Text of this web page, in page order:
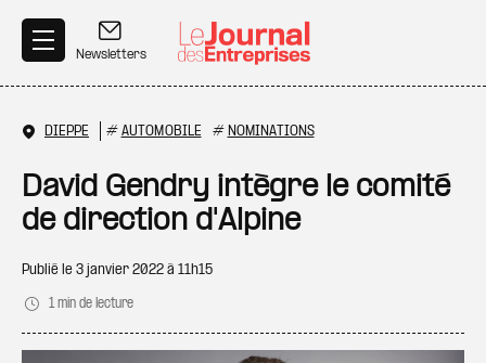
Newsletters
DIEPPE # AUTOMOBILE # NOMINATIONS
David Gendry intègre le comité
de direction d'Alpine
Publié le 3 janvier 2022 à 11h15
1 min de lecture